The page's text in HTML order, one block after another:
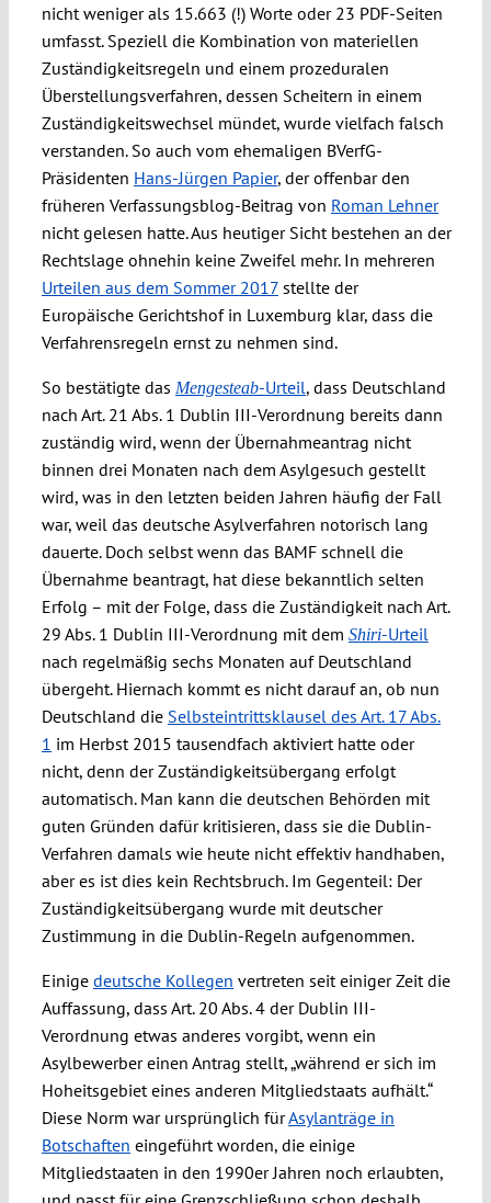
nicht weniger als 15.663 (!) Worte oder 23 PDF-Seiten
umfasst. Speziell die Kombination von materiellen
Zuständigkeitsregeln und einem prozeduralen
Überstellungsverfahren, dessen Scheitern in einem
Zuständigkeitswechsel mündet, wurde vielfach falsch
verstanden. So auch vom ehemaligen BVerfG-
Präsidenten Hans-Jürgen Papier, der offenbar den
früheren Verfassungsblog-Beitrag von Roman Lehner
nicht gelesen hatte. Aus heutiger Sicht bestehen an der
Rechtslage ohnehin keine Zweifel mehr. In mehreren
Urteilen aus dem Sommer 2017stellte der
Europäische Gerichtshof in Luxemburg klar, dass die
Verfahrensregeln ernst zu nehmen sind.
So bestätigte das Mengesteab-Urteil, dass Deutschland
nach Art. 21 Abs. 1 Dublin III-Verordnung bereits dann
zuständig wird, wenn der Übernahmeantrag nicht
binnen drei Monaten nach dem Asylgesuch gestellt
wird, was in den letzten beiden Jahren häufig der Fall
war, weil das deutsche Asylverfahren notorisch lang
dauerte. Doch selbst wenn das BAMF schnell die
Übernahme beantragt, hat diese bekanntlich selten
Erfolg – mit der Folge, dass die Zuständigkeit nach Art.
29 Abs. 1 Dublin III-Verordnung mit dem Shiri-Urteil
nach regelmäßig sechs Monaten auf Deutschland
übergeht. Hiernach kommt es nicht darauf an, ob nun
Deutschland die Selbsteintrittsklausel des Art. 17 Abs.
1 im Herbst 2015 tausendfach aktiviert hatte oder
nicht, denn der Zuständigkeitsübergang erfolgt
automatisch. Man kann die deutschen Behörden mit
guten Gründen dafür kritisieren, dass sie die Dublin-
Verfahren damals wie heute nicht effektiv handhaben,
aber es ist dies kein Rechtsbruch. Im Gegenteil: Der
Zuständigkeitsübergang wurde mit deutscher
Zustimmung in die Dublin-Regeln aufgenommen.
Einige deutsche Kollegen vertreten seit einiger Zeit die
Auffassung, dass Art. 20 Abs. 4 der Dublin III-
Verordnung etwas anderes vorgibt, wenn ein
Asylbewerber einen Antrag stellt, „während er sich im
Hoheitsgebiet eines anderen Mitgliedstaats aufhält.“
Diese Norm war ursprünglich fürAsylanträge in
Botschaften eingeführt worden, die einige
Mitgliedstaaten in den 1990er Jahren noch erlaubten,